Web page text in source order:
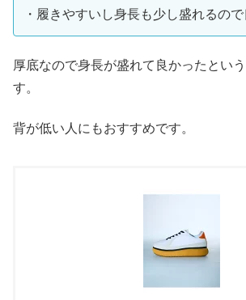
・履きやすいし身長も少し盛れるの
厚底なので身長が盛れて良かったとい
す。
背が低い人にもおすすめです。